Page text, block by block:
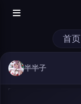
首页
半半子